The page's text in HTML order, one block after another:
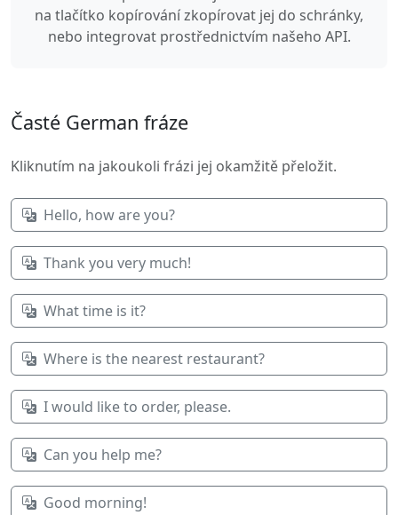
na tlačítko kopírování zkopírovat jej do schránky,
nebo integrovat prostřednictvím našeho API.
Časté German fráze
Kliknutím na jakoukoli frázi jej okamžitě přeložit.
Hello, how are you?
Thank you very much!
What time is it?
Where is the nearest restaurant?
I would like to order, please.
Can you help me?
Good morning!